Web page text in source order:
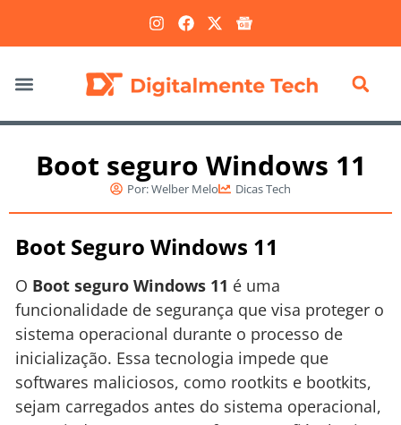
Boot seguro Windows 11
Por:Welber Melo Dicas Tech
Boot Seguro Windows 11
O Boot seguro Windows 11 é uma
funcionalidade de segurança que visa proteger o
sistema operacional durante o processo de
inicialização. Essa tecnologia impede que
softwares maliciosos, como rootkits e bootkits,
sejam carregados antes do sistema operacional,